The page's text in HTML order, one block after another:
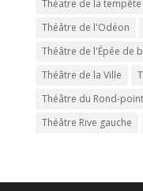
Théatre de la tempête
Théâtre de l'Odéon
Théâtre de l'Épée de
Théâtre de la Ville
Théâtre du Rond-point
Théâtre Rive gauche